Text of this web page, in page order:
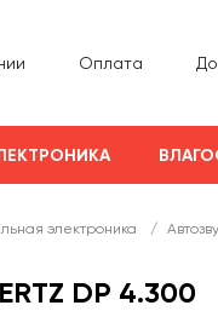
Оплата
электроника /
DP 4.300